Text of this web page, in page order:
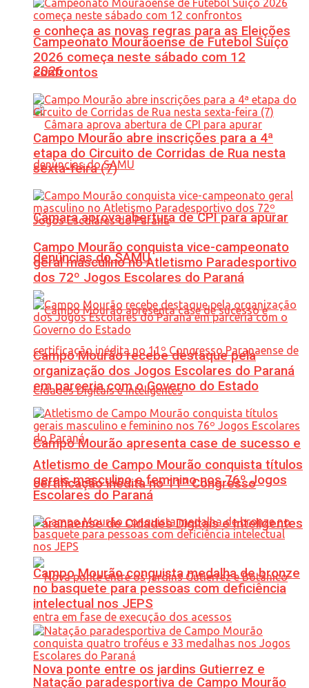
e conheça as novas regras para as Eleições
2026
Câmara aprova abertura de CPI para apurar
denúncias do SAMU
Campo Mourão apresenta case de sucesso e
certificação inédita no 11º Congresso
Paranaense de Cidades Digitais e Inteligentes
Nova ponte entre os jardins Gutierrez e
Campeonato Mourãoense de Futebol Suíço
2026 começa neste sábado com 12
confrontos
Campo Mourão abre inscrições para a 4ª
etapa do Circuito de Corridas de Rua nesta
sexta-feira (7)
Campo Mourão conquista vice-campeonato
geral masculino no Atletismo Paradesportivo
dos 72º Jogos Escolares do Paraná
Campo Mourão recebe destaque pela
organização dos Jogos Escolares do Paraná
em parceria com o Governo do Estado
Atletismo de Campo Mourão conquista títulos
gerais masculino e feminino nos 76º Jogos
Escolares do Paraná
Campo Mourão conquista medalha de bronze
no basquete para pessoas com deficiência
intelectual nos JEPS
Natação paradesportiva de Campo Mourão